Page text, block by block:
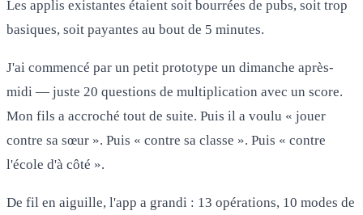
Les applis existantes étaient soit bourrées de pubs, soit trop
basiques, soit payantes au bout de 5 minutes.
J'ai commencé par un petit prototype un dimanche après-
midi — juste 20 questions de multiplication avec un score.
Mon fils a accroché tout de suite. Puis il a voulu « jouer
contre sa sœur ». Puis « contre sa classe ». Puis « contre
l'école d'à côté ».
De fil en aiguille, l'app a grandi : 13 opérations, 10 modes de